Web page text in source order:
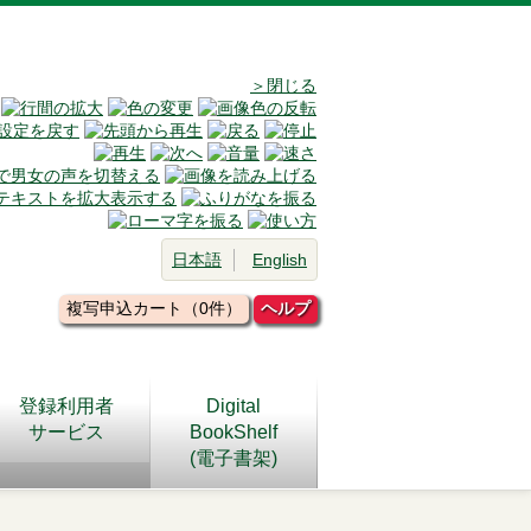
＞閉じる
日本語 English
複写申込カート（0件） ヘルプ
登録利用者
サービス
Digital
BookShelf
(電子書架)